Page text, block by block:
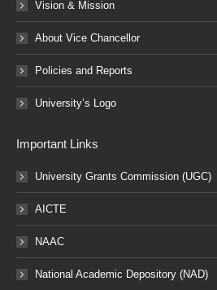
Vision & Mission
About Vice Chancellor
Policies and Reports
University’s Logo
Important Links
University Grants Commission (UGC)
AICTE
NAAC
National Academic Depository (NAD)